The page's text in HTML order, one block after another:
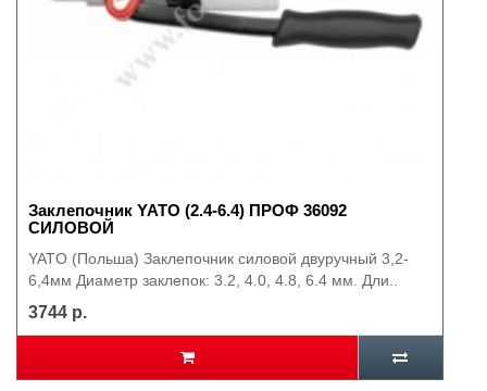
Заклепочник YATO (2.4-6.4) ПРОФ 36092
СИЛОВОЙ
YATO (Польша) Заклепочник силовой двуручный 3,2-
6,4мм Диаметр заклепок: 3.2, 4.0, 4.8, 6.4 мм. Дли..
3744 р.